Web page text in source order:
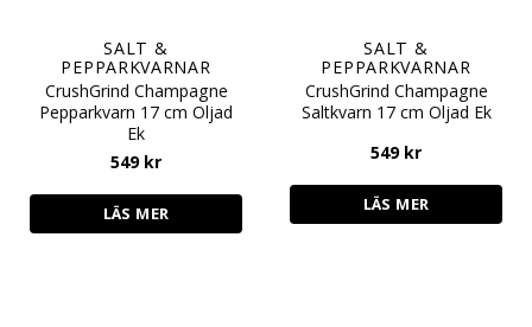
SALT &
PEPPARKVARNAR
CrushGrind Champagne
Pepparkvarn 17 cm Oljad
Ek
549 kr
LÄS MER
SALT &
PEPPARKVARNAR
CrushGrind Champagne
Saltkvarn 17 cm Oljad Ek
549 kr
LÄS MER